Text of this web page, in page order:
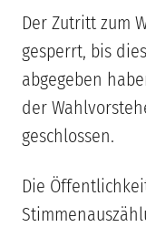
Der Zutritt zum
gesperrt, bis
abgegeben
der
geschlossen.
Die